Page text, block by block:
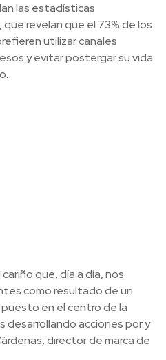
las estadísticas
revelan que el 73% de los
utilizar canales
y evitar postergar su vida
que, día a día, nos
como resultado de un
en el centro de la
acciones por y
director de marca de